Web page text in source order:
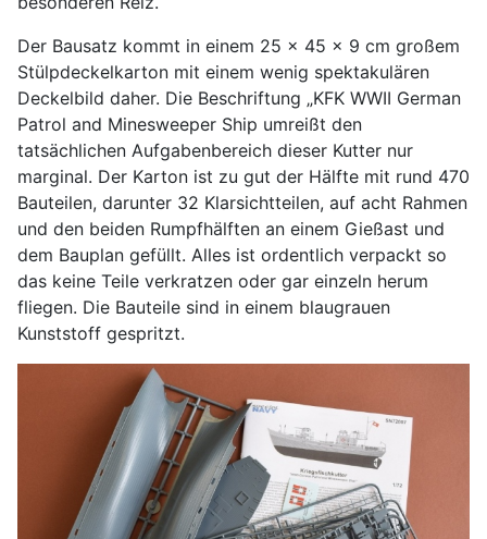
Der Bausatz kommt in einem 25 x 45 x 9 cm großem
Stülpdeckelkarton mit einem wenig spektakulären
Deckelbild daher. Die Beschriftung „KFK WWII German
Patrol and Minesweeper Ship umreißt den
tatsächlichen Aufgabenbereich dieser Kutter nur
marginal. Der Karton ist zu gut der Hälfte mit rund 470
Bauteilen, darunter 32 Klarsichtteilen, auf acht Rahmen
und den beiden Rumpfhälften an einem Gießast und
dem Bauplan gefüllt. Alles ist ordentlich verpackt so
das keine Teile verkratzen oder gar einzeln herum
fliegen. Die Bauteile sind in einem blaugrauen
Kunststoff gespritzt.